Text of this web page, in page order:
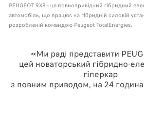
PEUGEOT 9X8 - це повнопривідний гібридний
автомобіль, що працює на гібридній силовій
розробленій командою Peugeot TotalEnergies.
«Ми раді представити
цей новаторський гібридно-
гіперкар
з повним приводом, на 24